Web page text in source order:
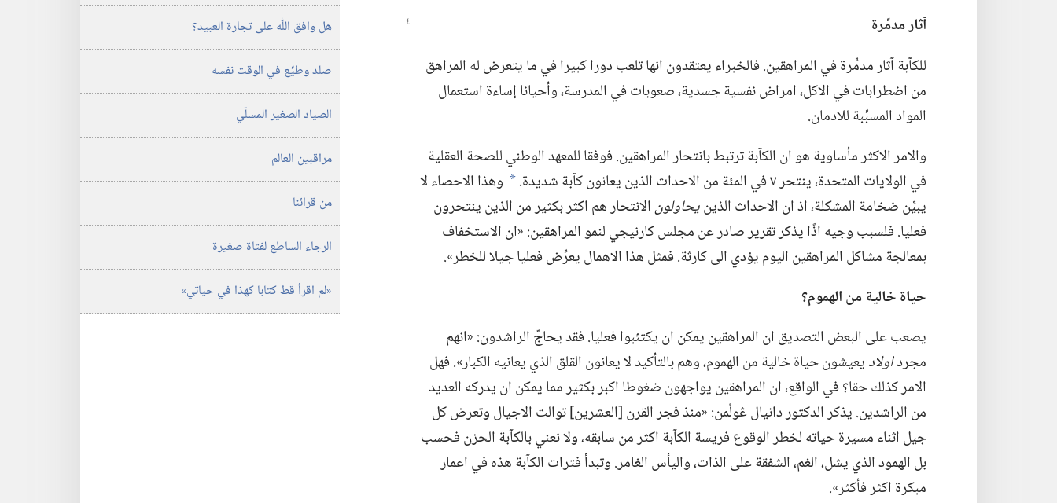
آثار مدمِّرة
للكآبة آثار مدمِّرة في المراهقين.‏ فالخبراء يعتقدون انها تلعب دورا كبيرا في ما يتعرض له المراهق
من اضطرابات في الاكل،‏ امراض نفسية جسدية،‏ صعوبات في المدرسة،‏ وأحيانا إساءة استعمال
المواد المسبِّبة للادمان.‏
والامر الاكثر مأساوية هو ان الكآبة ترتبط بانتحار المراهقين.‏ فوفقا للمعهد الوطني للصحة العقلية
في الولايات المتحدة،‏ ينتحر ٧ في المئة من الاحداث الذين يعانون كآبة شديدة.‏
* وهذا الاحصاء لا
يبيِّن ضخامة المشكلة،‏ اذ ان الاحداث الذينيحاولونالانتحار هم اكثر بكثير من الذين ينتحرون
فعليا.‏ فلسبب وجيه اذًا يذكر تقرير صادر عن مجلس كارنيجي لنمو المراهقين:‏ «ان الاستخفاف
بمعالجة مشاكل المراهقين اليوم يؤدي الى كارثة.‏ فمثل هذا الاهمال يعرِّض فعليا جيلا للخطر».‏
حياة خالية من الهموم؟‏
يصعب على البعض التصديق ان المراهقين يمكن ان يكتئبوا فعليا.‏ فقد يحاجّ الراشدون:‏ «انهم
مجرداولاديعيشون حياة خالية من الهموم،‏ وهم بالتأكيد لا يعانون القلق الذي يعانيه الكبار».‏ فهل
الامر كذلك حقا؟‏ في الواقع،‏ ان المراهقين يواجهون ضغوطا اكبر بكثير مما يمكن ان يدركه العديد
من الراشدين.‏ يذكر الدكتور دانيال ڠولْمن:‏ «منذ فجر القرن [العشرين] توالت الاجيال وتعرض كل
جيل اثناء مسيرة حياته لخطر الوقوع فريسة الكآبة اكثر من سابقه،‏ ولا نعني بالكآبة الحزن فحسب
بل الهمود الذي يشل،‏ الغم،‏ الشفقة على الذات،‏ واليأس الغامر.‏ وتبدأ فترات الكآبة هذه في اعمار
مبكرة اكثر فأكثر».‏
هل وافق اللّٰه على تجارة العبيد؟‏
صلد وطيِّع في الوقت نفسه
الصياد الصغير المسلّي
مراقبين العالم
من قرائنا
الرجاء الساطع لفتاة صغيرة
‏«لم اقرأ قط كتابا كهذا في حياتي»‏